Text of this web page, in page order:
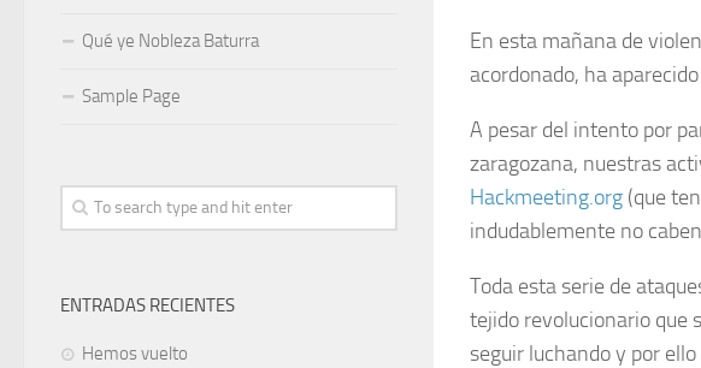
En esta mañana de
acordonado, ha
A pesar del intento por
zaragozana, nuestras
Hackmeeting.org (que
indudablemente no
Toda esta serie de
tejido revolucionario que
seguir luchando y por
Qué ye Nobleza Baturra
Sample Page
ENTRADAS RECIENTES
Hemos vuelto